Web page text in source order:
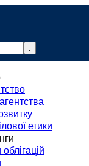
.
info@rurik.com.ua
етики